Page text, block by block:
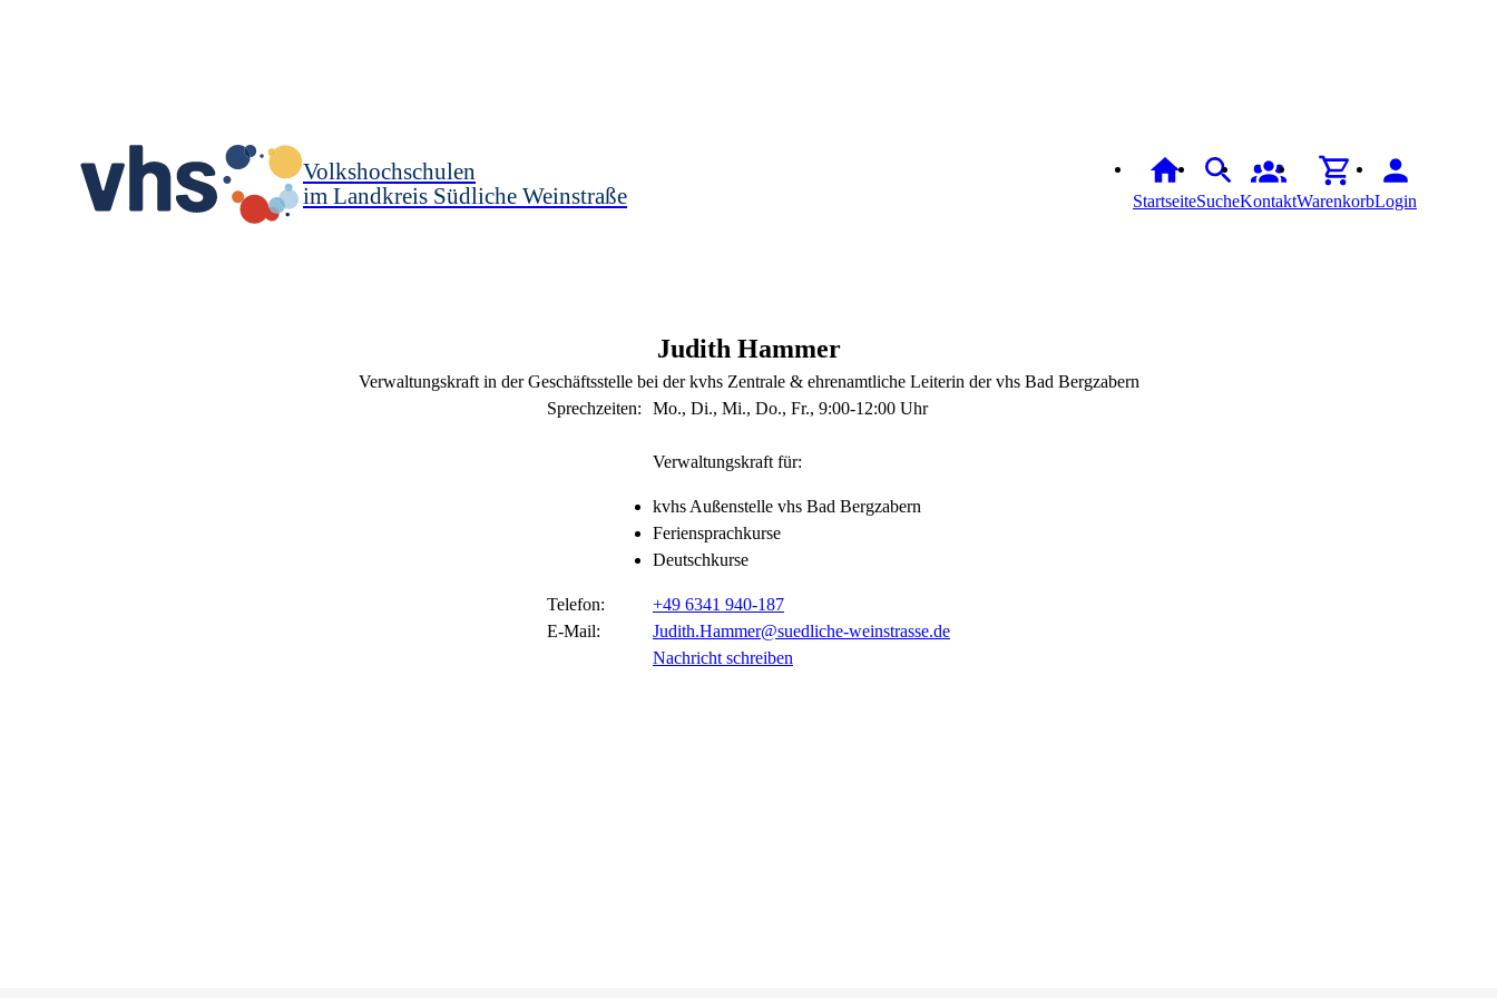
Volkshochschulen
im Landkreis Südliche Weinstraße
StartseiteSucheKontaktWarenkorbLogin
Judith Hammer
Verwaltungskraft in der Geschäftsstelle bei der kvhs Zentrale & ehrenamtliche Leiterin der vhs Bad Bergzabern
Sprechzeiten:
Mo., Di., Mi., Do., Fr., 9:00-12:00 Uhr
Verwaltungskraft für:
kvhs Außenstelle vhs Bad Bergzabern
Feriensprachkurse
Deutschkurse
Telefon:
+49 6341 940-187
E-Mail:
Judith.Hammer@suedliche-weinstrasse.de
Nachricht schreiben